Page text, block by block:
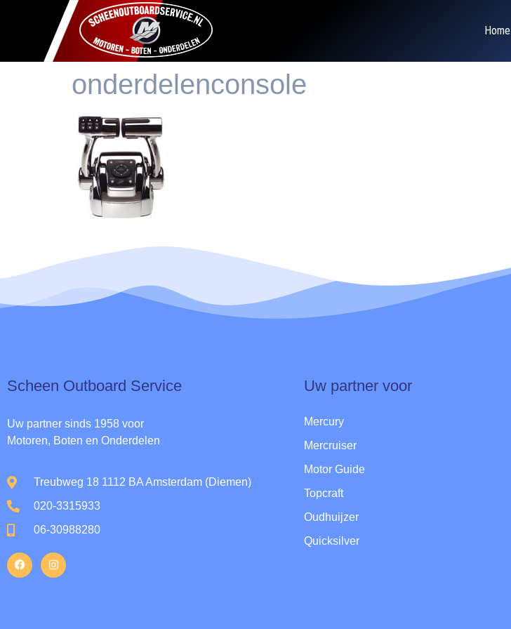
Home
onderdelenconsole
Scheen Outboard Service​
Uw partner sinds 1958 voor
Motoren, Boten en Onderdelen
Treubweg 18 1112 BA Amsterdam (Diemen)
020-3315933
06-30988280
Uw partner voor
Mercury
Mercruiser
Motor Guide
Topcraft
Oudhuijzer
Quicksilver